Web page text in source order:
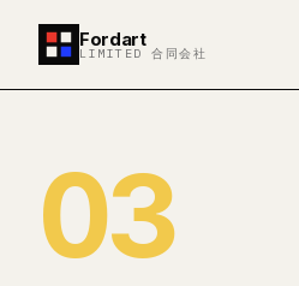
Fordart
LIMITED 合同会社
03